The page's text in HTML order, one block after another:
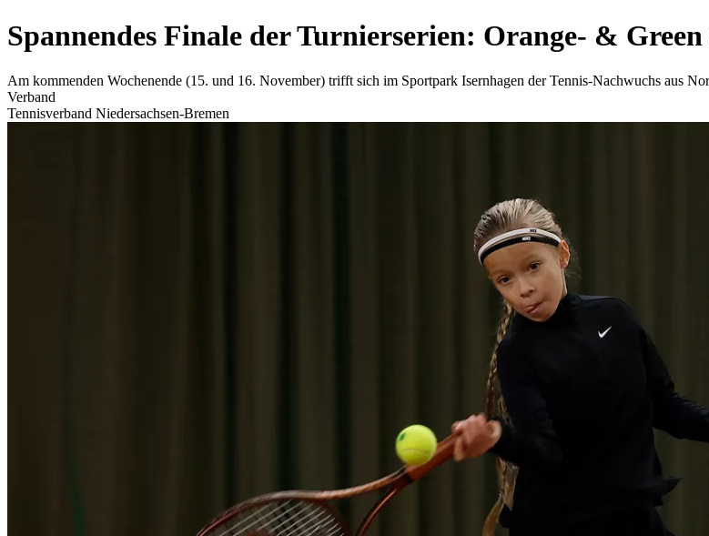
Spannendes Finale der Turnierserien: Orange- &
Am kommenden Wochenende (15. und 16. November) trifft sich im Sportpark Isernhagen der Tennis-Nachwuchs aus
Verband
Tennisverband Niedersachsen-Bremen